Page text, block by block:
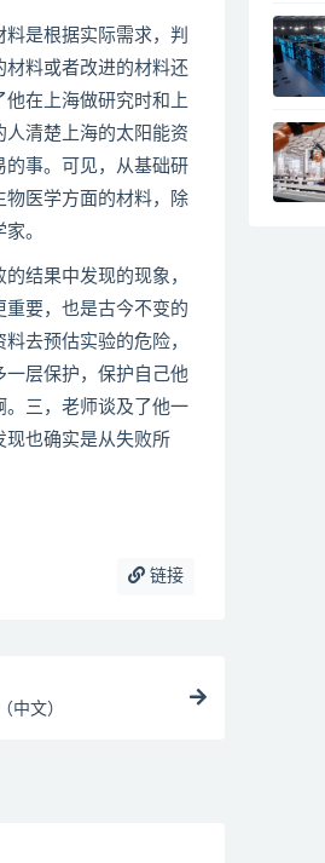
是根据实际需求，判
料或者改进的材料还
在上海做研究时和上
清楚上海的太阳能资
的事。可见，从基础研
物医学方面的材料，除
。
结果中发现的现象，
要，也是古今不变的
去预估实验的危险，
一层保护，保护自己他
。三，老师谈及了他一
现也确实是从失败所
链接
中文）